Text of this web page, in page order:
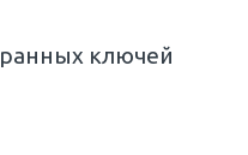
ключей